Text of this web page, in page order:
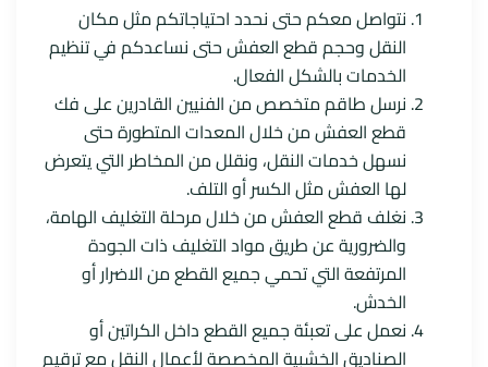
نتواصل معكم حتى نحدد احتياجاتكم مثل مكان
النقل وحجم قطع العفش حتى نساعدكم في تنظيم
الخدمات بالشكل الفعال.
نرسل طاقم متخصص من الفنيين القادرين على فك
قطع العفش من خلال المعدات المتطورة حتى
نسهل خدمات النقل، ونقلل من المخاطر التي يتعرض
لها العفش مثل الكسر أو التلف.
نغلف قطع العفش من خلال مرحلة التغليف الهامة،
والضرورية عن طريق مواد التغليف ذات الجودة
المرتفعة التي تحمي جميع القطع من الاضرار أو
الخدش.
نعمل على تعبئة جميع القطع داخل الكراتين أو
الصناديق الخشبية المخصصة لأعمال النقل مع ترقيم